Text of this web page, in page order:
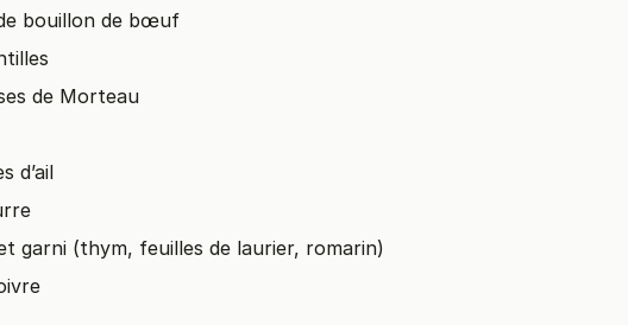
bouillon de bœuf
de Morteau
d’ail
garni (thym, feuilles de laurier, romarin)